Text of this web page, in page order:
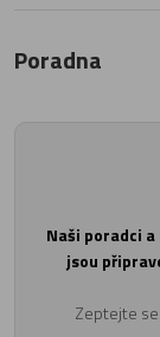
Poradna
Naši poradci
jsou
Zeptejte